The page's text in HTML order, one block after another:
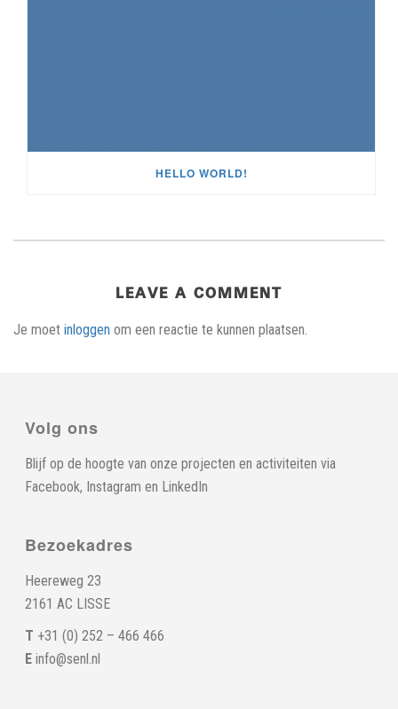
HELLO WORLD!
LEAVE A COMMENT
Je moet inloggen om een reactie te kunnen plaatsen.
Volg ons
Blijf op de hoogte van onze projecten en activiteiten via
Facebook, Instagram en LinkedIn
Bezoekadres
Heereweg 23
2161 AC LISSE
T +31 (0) 252 – 466 466
E info@senl.nl